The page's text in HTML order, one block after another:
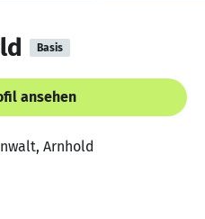
Basis
ansehen
Arnhold